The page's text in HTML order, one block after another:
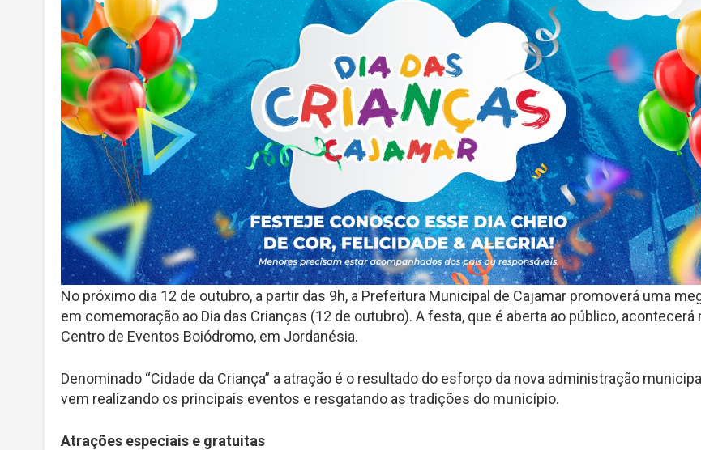
No próximo dia 12 de outubro, a partir das 9h, a Prefeitura Municipal de Cajamar promoverá uma
em comemoração ao Dia das Crianças (12 de outubro). A festa, que é aberta ao público, acontecerá
Centro de Eventos Boiódromo, em Jordanésia.
Denominado “Cidade da Criança” a atração é o resultado do esforço da nova administração
vem realizando os principais eventos e resgatando as tradições do município.
Atrações especiais e gratuitas